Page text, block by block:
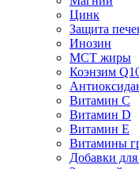
Цинк
Защита
Инозин
МСТ жиры
Коэнзим
Витамин С
Витамин D
Витамин Е
Витамины
Добавки для